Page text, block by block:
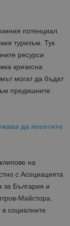
потенциал
туризъм. Тук
ресурси
кризисна
могат да бъдат
предишните
да посетите
на
с Асоциацията
за България и
Майстора.
социалните